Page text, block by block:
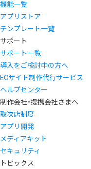
機能一覧
アプリストア
テンプレート一覧
サポート
サポート一覧
導入をご検討中の方へ
ECサイト制作代行サービス
ヘルプセンター
制作会社・提携会社さまへ
取次店制度
アプリ開発
メディアキット
セキュリティ
トピックス